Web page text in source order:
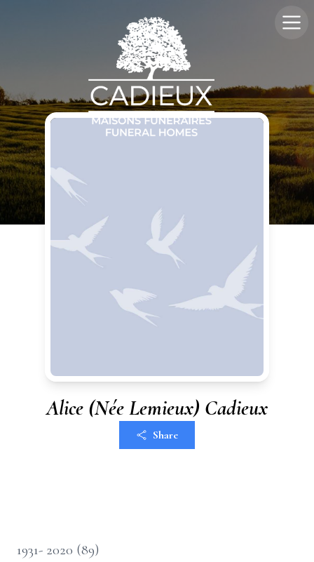
Alice (Née Lemieux) Cadieux
Share
1931- 2020 (89)